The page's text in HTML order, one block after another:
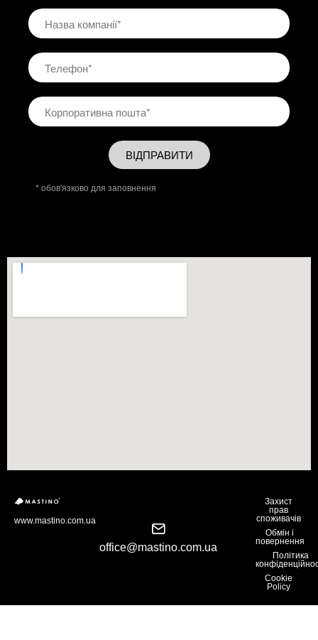
ВІДПРАВИТИ
* обов'язково для заповнення
www.mastino.com.ua
office@mastino.com.ua
Захист
прав
споживачів
Обмін і
повернення
Політика
Cookie
Policy